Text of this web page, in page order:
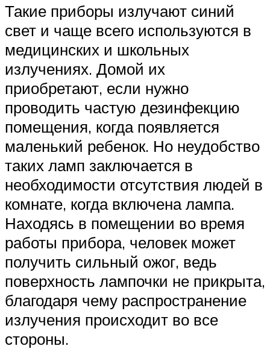
Такие приборы излучают синий
свет и чаще всего используются в
медицинских и школьных
излучениях. Домой их
приобретают, если нужно
проводить частую дезинфекцию
помещения, когда появляется
маленький ребенок. Но неудобство
таких ламп заключается в
необходимости отсутствия людей в
комнате, когда включена лампа.
Находясь в помещении во время
работы прибора, человек может
получить сильный ожог, ведь
поверхность лампочки не прикрыта,
благодаря чему распространение
излучения происходит во все
стороны.